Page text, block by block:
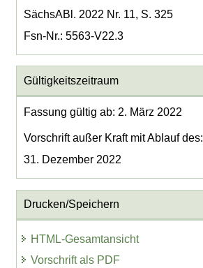
SächsABl. 2022 Nr. 11, S. 325
Fsn-Nr.: 5563-V22.3
Gültigkeitszeitraum
Fassung gültig ab: 2. März 2022
Vorschrift außer Kraft mit Ablauf des:
31. Dezember 2022
Drucken/Speichern
HTML-Gesamtansicht
Vorschrift als PDF